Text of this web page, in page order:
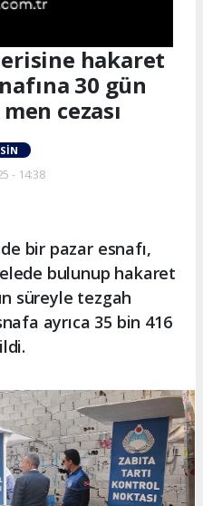
hakaret
30 gün
cezası
- 14:38
bir pazar esnafı,
bulunup hakaret
süreyle tezgah
ayrıca 35 bin 416